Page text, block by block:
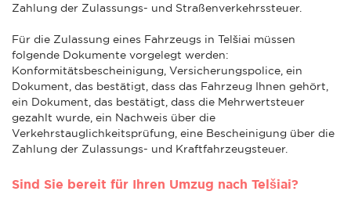
Zahlung der Zulassungs- und Straßenverkehrssteuer.
Für die Zulassung eines Fahrzeugs in Telšiai müssen
folgende Dokumente vorgelegt werden:
Konformitätsbescheinigung, Versicherungspolice, ein
Dokument, das bestätigt, dass das Fahrzeug Ihnen gehört,
ein Dokument, das bestätigt, dass die Mehrwertsteuer
gezahlt wurde, ein Nachweis über die
Verkehrstauglichkeitsprüfung, eine Bescheinigung über die
Zahlung der Zulassungs- und Kraftfahrzeugsteuer.
Sind Sie bereit für Ihren Umzug nach Telšiai?